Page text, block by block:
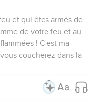
et qui êtes armés de
de votre feu et au
! C'est ma
coucherez dans la